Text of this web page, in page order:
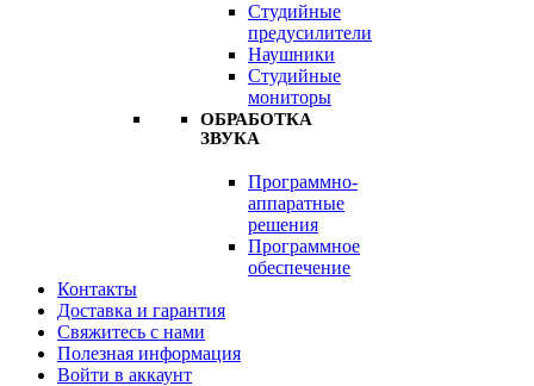
Студийные
предусилители
Наушники
Студийные
мониторы
ОБРАБОТКА
ЗВУКА
Программно-
аппаратные
решения
Программное
обеспечение
Контакты
Доставка и гарантия
Свяжитесь с нами
Полезная информация
Войти в аккаунт